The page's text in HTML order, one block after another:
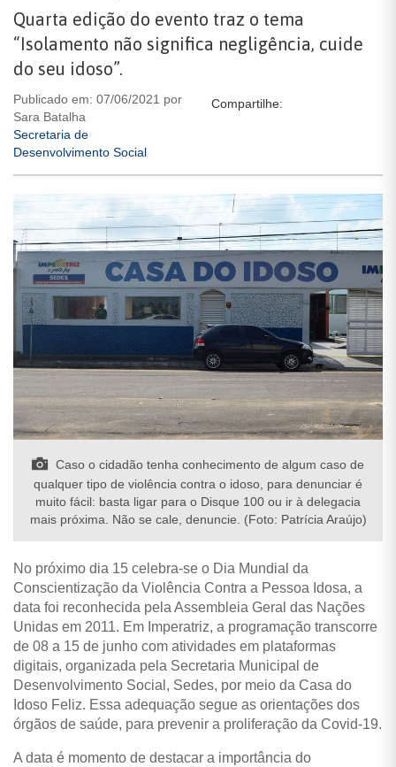
Quarta edição do evento traz o tema
“Isolamento não significa negligência, cuide
do seu idoso”.
Publicado em: 07/06/2021 por
Sara Batalha
Secretaria de
Desenvolvimento Social
Compartilhe:
Caso o cidadão tenha conhecimento de algum caso de
qualquer tipo de violência contra o idoso, para denunciar é
muito fácil: basta ligar para o Disque 100 ou ir à delegacia
mais próxima. Não se cale, denuncie. (Foto: Patrícia Araújo)
No próximo dia 15 celebra-se o Dia Mundial da
Conscientização da Violência Contra a Pessoa Idosa, a
data foi reconhecida pela Assembleia Geral das Nações
Unidas em 2011. Em Imperatriz, a programação transcorre
de 08 a 15 de junho com atividades em plataformas
digitais, organizada pela Secretaria Municipal de
Desenvolvimento Social, Sedes, por meio da Casa do
Idoso Feliz. Essa adequação segue as orientações dos
órgãos de saúde, para prevenir a proliferação da Covid-19.
A data é momento de destacar a importância do